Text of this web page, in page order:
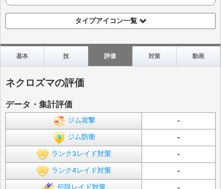
タイプアイコン一覧
基本 技 評価 対策 動画
ネクロズマの評価
データ・集計評価
ジム攻撃 -
ジム防衛 -
ランク3レイド対策 -
ランク4レイド対策 -
伝説レイド対策